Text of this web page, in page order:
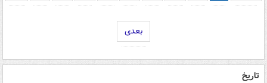
بعدی
تاریخ